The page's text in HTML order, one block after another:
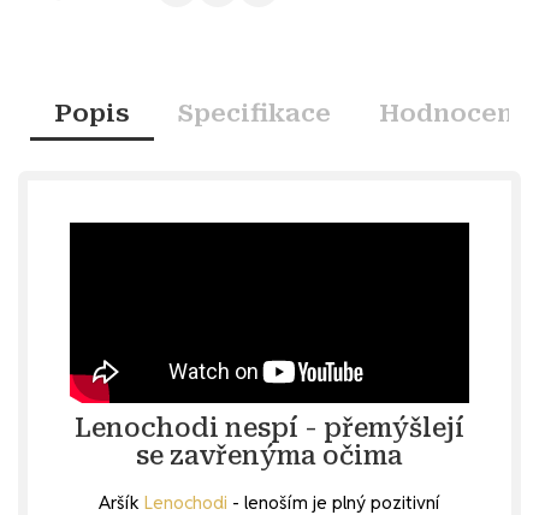
Popis Specifikace Hodnocení
Lenochodi nespí - přemýšlejí
se zavřenýma očima
Aršík Lenochodi - lenoším je plný pozitivní